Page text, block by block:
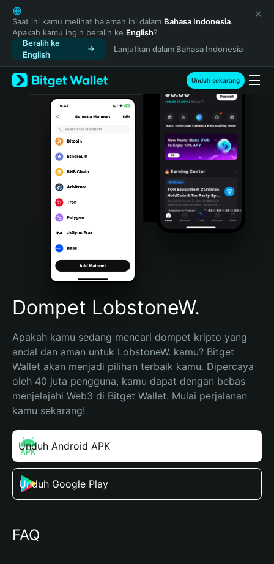
English
日本語
Tiếng Việt
Русский
Español (Latinoamérica)
Türkçe
Italiano
Português (Portugal)
Bahasa Indonesia
Português (Brasil)
Español (Argentina)
Saat ini kamu melihat halaman ini dalam Bahasa Indonesia.
Apakah kamu ingin beralih ke English?
Beralih ke
English
Lanjutkan dalam Bahasa Indonesia
Unduh sekarang
Dompet LobstoneW.
Apakah kamu sedang mencari dompet kripto yang
andal dan aman untuk LobstoneW. kamu? Bitget
Wallet akan menjadi pilihan terbaik kamu. Dipercaya
oleh 40 juta pengguna, kamu dapat dengan bebas
menjelajahi Web3 di Bitget Wallet. Mulai perjalanan
kamu sekarang!
Unduh Android APK
Unduh Google Play
FAQ